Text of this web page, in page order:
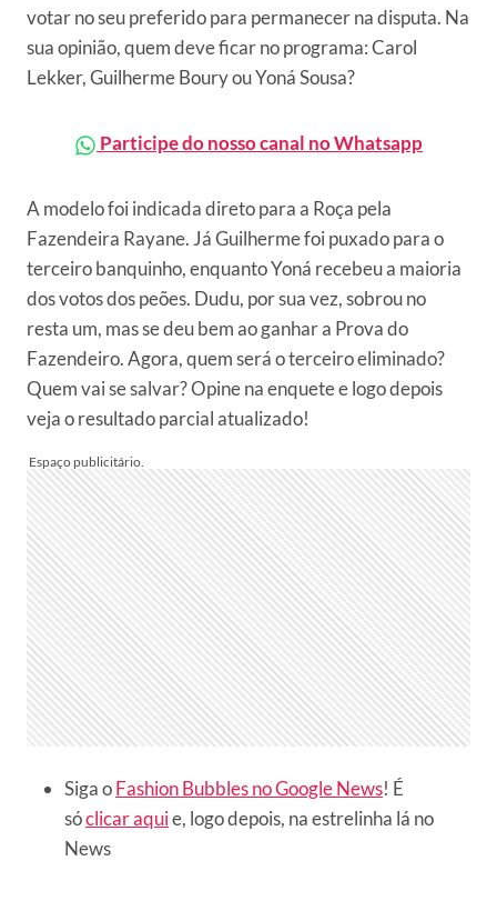
votar no seu preferido para permanecer na disputa. Na
sua opinião, quem deve ficar no programa: Carol
Lekker, Guilherme Boury ou Yoná Sousa?
Participe do nosso canal no Whatsapp
A modelo foi indicada direto para a Roça pela
Fazendeira Rayane. Já Guilherme foi puxado para o
terceiro banquinho, enquanto Yoná recebeu a maioria
dos votos dos peões. Dudu, por sua vez, sobrou no
resta um, mas se deu bem ao ganhar a Prova do
Fazendeiro. Agora, quem será o terceiro eliminado?
Quem vai se salvar? Opine na enquete e logo depois
veja o resultado parcial atualizado!
Siga oFashion Bubbles no Google News! É
sóclicar aquie, logo depois, na estrelinha lá no
News